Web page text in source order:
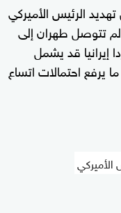
الرئيس الأميركي
تتوصل طهران إلى
قد يشمل
يرفع احتمالات اتساع
الأميركي